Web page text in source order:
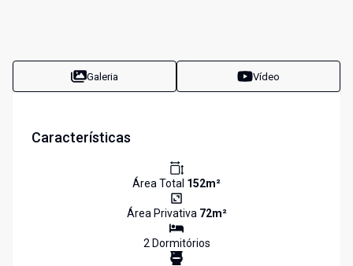
Galeria Vídeo
Características
Área Total 152m²
Área Privativa 72m²
2Dormitórios